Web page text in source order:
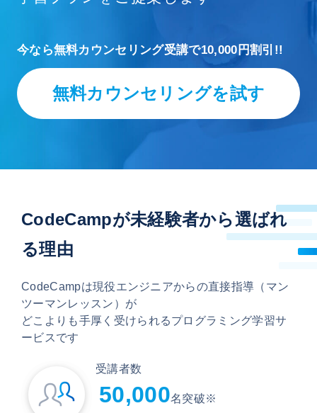
今なら無料カウンセリング受講で10,000円割引!!
無料カウンセリングを試す
CodeCampが未経験者から選ばれ
る理由
CodeCampは現役エンジニアからの直接指導（マン
ツーマンレッスン）が
どこよりも手厚く受けられるプログラミング学習サ
ービスです
受講者数
50,000名突破※